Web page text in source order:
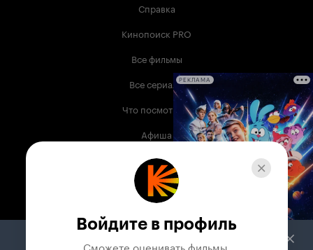
Справка
Кинопоиск PRO
Все фильмы
Все сериалы
Что посмотреть
Афиша
Музыка
Телепрограмма
Служба поддержки
РЕКЛАМА
Войдите в профиль
Сможете оценивать фильмы,